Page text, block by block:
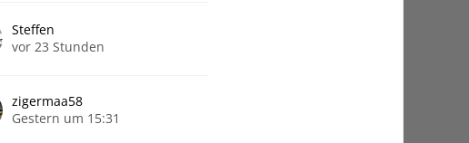
Steffen
vor 23 Stunden
zigermaa58
Gestern um 15:31